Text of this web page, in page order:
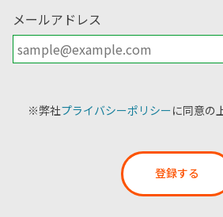
メールアドレス
※弊社プライバシーポリシーに同意の
登録する